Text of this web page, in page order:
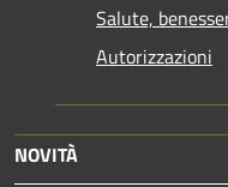
Salute,
Autorizzazioni
NOVITÀ